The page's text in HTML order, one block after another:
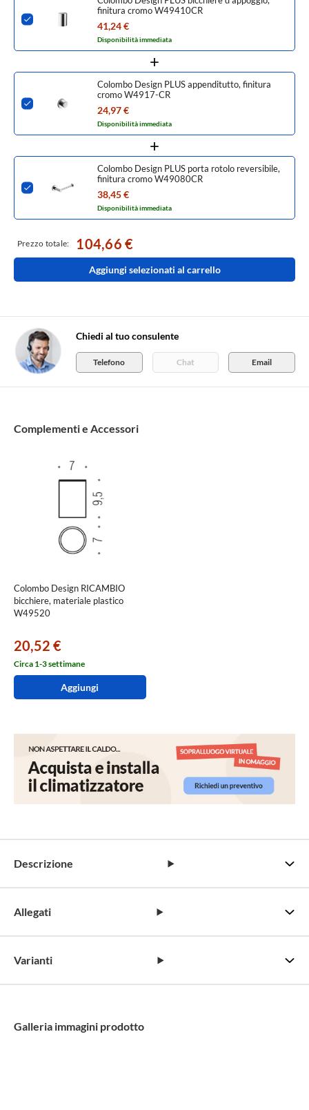
Complementi e Accessori
Colombo Design RICAMBIO
bicchiere, materiale plastico
W49520
20,52 €
Circa 1-3 settimane
Aggiungi
finitura cromo W49410CR
41,24 €
Disponibilità immediata
Colombo Design PLUS appenditutto, finitura
cromo W4917-CR
24,97 €
Disponibilità immediata
Colombo Design PLUS porta rotolo reversibile,
finitura cromo W49080CR
38,45 €
Disponibilità immediata
Prezzo totale: 104,66 €
Aggiungi selezionati al carrello
Chiedi al tuo consulente
Telefono Chat Email
Descrizione
Allegati
Varianti
Galleria immagini prodotto